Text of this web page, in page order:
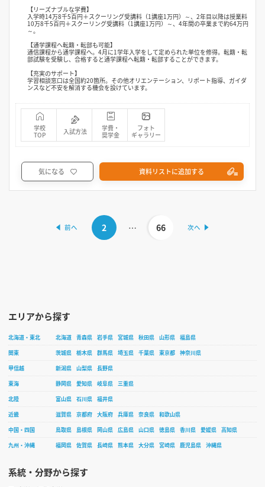
【リーズナブルな学費】
入学時14万8千5百円＋スクーリング受講料（1講座1万円）～、2年目以降は授業料
10万8千5百円＋スクーリング受講料（1講座1万円）～、4年間の卒業まで約64万円
～。
【通学課程へ転籍・転部も可能】
通信課程から通学課程へ。4月に1学年入学をして定められた単位を修得。転籍・転
部試験を受験し、合格すると通学課程へ転籍・転部することができます。
【充実のサポート】
学習相談窓口は全国約20箇所。その他オリエンテーション、リポート指導、ガイダ
ンスなど不安を解消する機会を設けています。
学校
TOP
入試方法
学費・
奨学金
フォト
ギャラリー
気になる 資料リストに追加する
2 … 66
エリアから探す
北海道・東北 北海道 青森県 岩手県 宮城県 秋田県 山形県
福島県
関東
茨城県 栃木県 群馬県 埼玉県 千葉県 東京都
神奈川県
甲信越
新潟県 山梨県
長野県
東海
静岡県 愛知県 岐阜県
三重県
北陸
富山県 石川県
福井県
近畿
滋賀県 京都府 大阪府 兵庫県 奈良県
和歌山県
中国・四国
鳥取県 島根県 岡山県 広島県 山口県 徳島県 香川県 愛媛県
高知県
九州・沖縄
福岡県 佐賀県 長崎県 熊本県 大分県 宮崎県 鹿児島県 沖縄県
系統・分野から探す